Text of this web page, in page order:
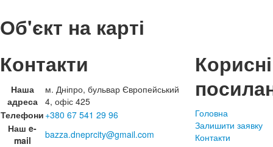
Об'єкт на карті
Контакти
Наша
адреса
м. Дніпро, бульвар Європейський
4, офіс 425
Телефони +380 67 541 29 96
Наш e-
mail
bazza.dneprcity@gmail.com
Корисні
Головна
Залишити заявку
Контакти